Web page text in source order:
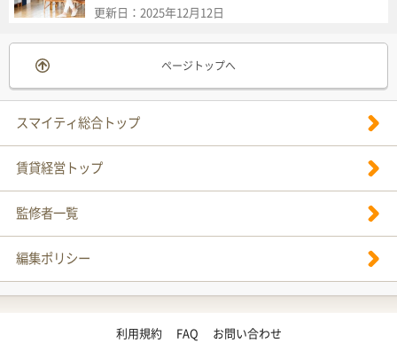
更新日： 2025年12月12日
ページトップへ
スマイティ総合トップ
賃貸経営トップ
監修者一覧
編集ポリシー
利用規約 FAQ お問い合わせ